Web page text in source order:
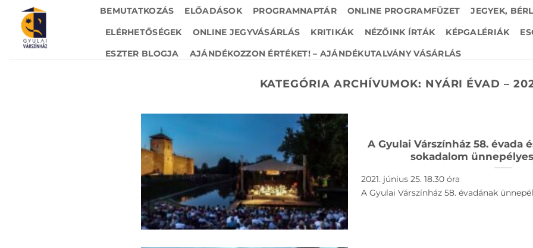
content
BEMUTATKOZÁS ELŐADÁSOK PROGRAMNAPTÁR ONLINE PROGRAMFÜZET JEGYEK,
ELÉRHETŐSÉGEK
ONLINE JEGYVÁSÁRLÁS KRITIKÁK NÉZŐINK ÍRTÁK KÉPGALÉRIÁK
ESZTER BLOGJA
AJÁNDÉKOZZON ÉRTÉKET! – AJÁNDÉKUTALVÁNY VÁSÁRLÁS
KATEGÓRIA ARCHÍVUMOK: NYÁRI ÉVAD –
A Gyulai Várszínház 58. évada
sokadalom
2021. június 25. 18.30 óra
A Gyulai Várszínház 58. évadának